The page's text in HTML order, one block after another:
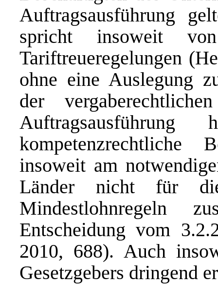
Auftragsausführung
spricht insoweit
Tariftreueregelungen
ohne eine Auslegung
der
kompetenzrechtliche
insoweit am
Länder nicht für die
Mindestlohnregeln
Entscheidung vom
2010, 688). Auch
Gesetzgebers dringend